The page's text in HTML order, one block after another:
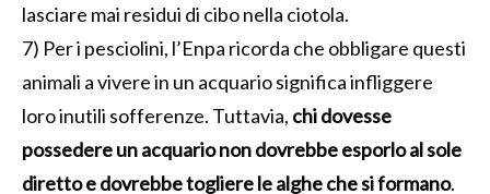
lasciare mai residui di cibo nella ciotola.
7) Per i pesciolini, l’Enpa ricorda che obbligare questi
animali a vivere in un acquario significa infliggere
loro inutili sofferenze. Tuttavia, chi dovesse
possedere un acquario non dovrebbe esporlo al sole
diretto e dovrebbe togliere le alghe che si formano.